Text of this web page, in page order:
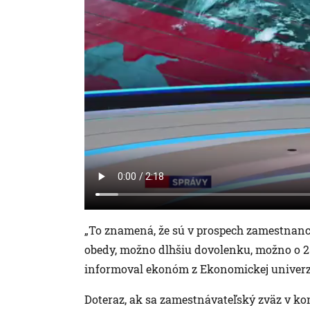
„To znamená, že sú v prospech
obedy, možno dlhšiu dovolenku, možno o
informoval ekonóm z Ekonomickej
Doteraz, ak sa zamestnávateľský zväz v